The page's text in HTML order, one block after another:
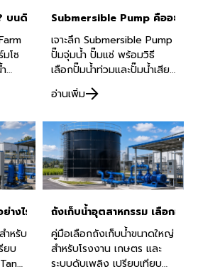
บนดิน vs ลอยน้ำ เปรียบเทียบข้อดี ข้อเสีย
โซ
น
พื้นที่
Submersible Pump คืออะไร?
เจาะลึก Submersible Pump
ปั๊มจุ่มน้ำ ปั๊มแช่ พร้อมวิธี
เลือกปั๊มน้ำท่วมและปั๊มน้ำเสีย
อุตสาหกรรมครบจบในที่เดียว
โดยทีมวิศวกร Dynamach
อ่านเพิ่ม
งไร? ให้ทนสารเคมีและเหมาะกับระบบจริง
ำหรับ
ยบ
ถังเก็บน้ำอุตสาหกรรม เลือกอย่
คู่มือเลือกถังเก็บน้ำขนาดใหญ่
สำหรับโรงงาน เกษตร และ
ระบบดับเพลิง เปรียบเทียบ